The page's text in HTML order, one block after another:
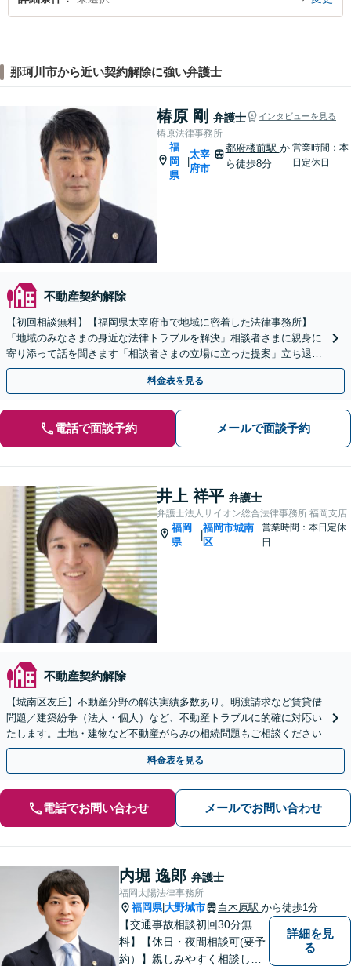
那珂川市から近い契約解除に強い弁護士
椿原 剛 弁護士 インタビューを見る
椿原法律事務所
福
岡
県
太宰
府市
都府楼前駅 か
ら徒歩8分
営業時間：本
日定休日
不動産契約解除
【初回相談無料】【福岡県太宰府市で地域に密着した法律事務所】
「地域のみなさまの身近な法律トラブルを解決」相談者さまに親身に
寄り添って話を聞きます「相談者さまの立場に立った提案」立ち退
き・明け渡し／原状回復／家賃交渉／欠陥住宅／境界線トラブル
料金表を見る
電話で面談予約 メールで面談予約
井上 祥平 弁護士
弁護士法人サイオン総合法律事務所 福岡支店
福岡
県
|
福岡市城南
区
営業時間：本日定休
日
不動産契約解除
【城南区友丘】不動産分野の解決実績多数あり。明渡請求など賃貸借
問題／建築紛争（法人・個人）など、不動産トラブルに的確に対応い
たします。土地・建物など不動産がらみの相続問題もご相談ください
料金表を見る
電話でお問い合わせ メールでお問い合わせ
内堀 逸郎 弁護士
福岡太陽法律事務所
福岡県|大野城市 白木原駅 から徒歩1分
【交通事故相談初回30分無
料】【休日・夜間相談可(要予
約）】親しみやすく相談しや
詳細を見
る